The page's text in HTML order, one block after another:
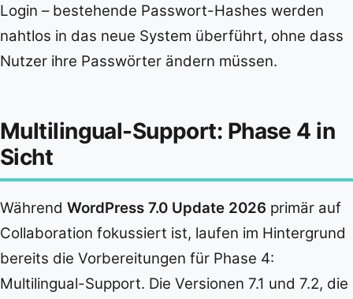
Login – bestehende Passwort-Hashes werden
nahtlos in das neue System überführt, ohne dass
Nutzer ihre Passwörter ändern müssen.
Multilingual-Support: Phase 4 in
Sicht
Während WordPress 7.0 Update 2026 primär auf
Collaboration fokussiert ist, laufen im Hintergrund
bereits die Vorbereitungen für Phase 4:
Multilingual-Support. Die Versionen 7.1 und 7.2, die